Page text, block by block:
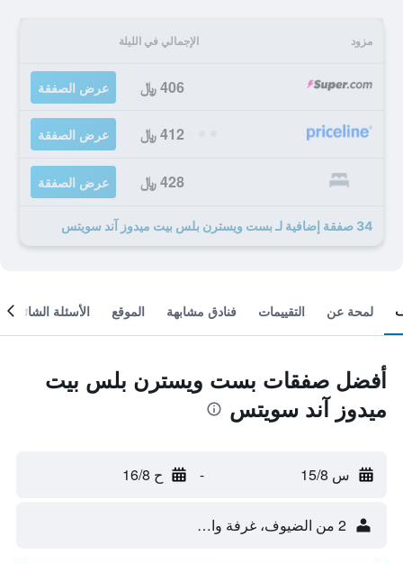
مزود الإجمالي في الليلة
406 ﷼ عرض الصفقة
412 ﷼ عرض الصفقة
428 ﷼ عرض الصفقة
34 صفقة إضافية لـ بست ويسترن بلس بيت ميدوز آند سويتس
لمحة عن التقييمات فنادق مشابهة الموقع الأسئلة الشائعة
أفضل صفقات بست ويسترن بلس بيت
ميدوز آند سويتس
س 15/8 - ح 16/8
2 من الضيوف، غرفة واحدة